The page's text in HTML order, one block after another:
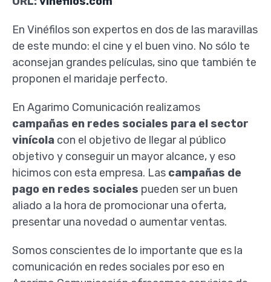
En Vinéfilos son expertos en dos de las maravillas
de este mundo: el cine y el buen vino. No sólo te
aconsejan grandes películas, sino que también te
proponen el maridaje perfecto.
En Agarimo Comunicación realizamos
campañas en redes sociales para el sector
vinícola con el objetivo de llegar al público
objetivo y conseguir un mayor alcance, y eso
hicimos con esta empresa. Las campañas de
pago en redes sociales pueden ser un buen
aliado a la hora de promocionar una oferta,
presentar una novedad o aumentar ventas.
Somos conscientes de lo importante que es la
comunicación en redes sociales por eso en